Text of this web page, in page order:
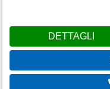
DETTAGLI